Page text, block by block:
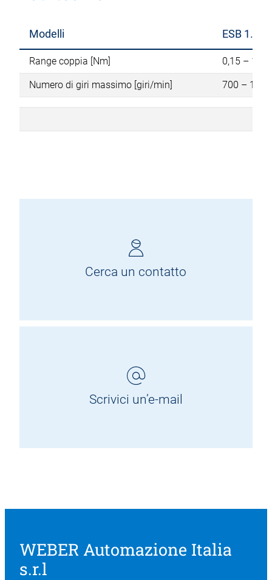
Modelli ESB 1.2
Range coppia [Nm] 0,15 – 1,2
Numero di giri massimo [giri/min] 700 –
Cerca un contatto
Scrivici un’e-mail
WEBER Automazione Italia
s.r.l